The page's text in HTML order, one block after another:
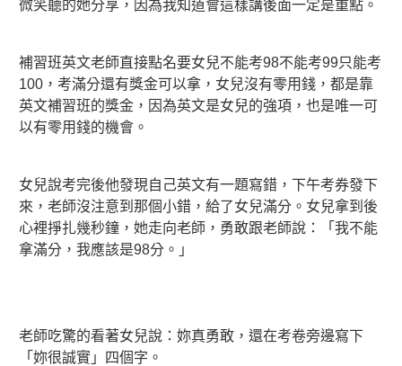
微笑聽的她分享，因為我知道會這樣講後面一定是重點。
補習班英文老師直接點名要女兒不能考98不能考99只能考
100，考滿分還有獎金可以拿，女兒沒有零用錢，都是靠
英文補習班的獎金，因為英文是女兒的強項，也是唯一可
以有零用錢的機會。
女兒說考完後他發現自己英文有一題寫錯，下午考券發下
來，老師沒注意到那個小錯，給了女兒滿分。女兒拿到後
心裡掙扎幾秒鐘，她走向老師，勇敢跟老師說：「我不能
拿滿分，我應該是98分。」
老師吃驚的看著女兒說：妳真勇敢，還在考卷旁邊寫下
「妳很誠實」四個字。